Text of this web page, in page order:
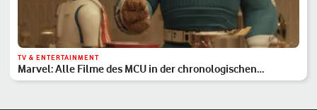
TV & ENTERTAINMENT
Marvel: Alle Filme des MCU in der chronologischen
Reihenfolge